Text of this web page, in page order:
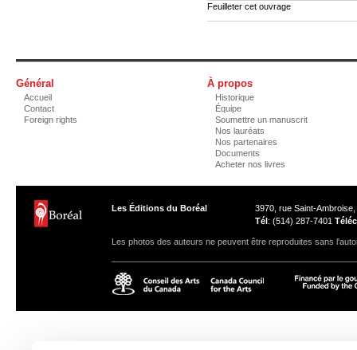
Feuilleter cet ouvrage
Général
Accueil
Contact
Foreign rights
À propos
Historique
Équipe
Soumettre un manuscrit
Nos lauréats
Nos partenaires
Documents
Acheter nos livres
Les Éditions du Boréal
3970, rue Saint-
Tél: (514) 287-7401 Téléc
Les photos des auteurs ne peuvent être reproduites sans